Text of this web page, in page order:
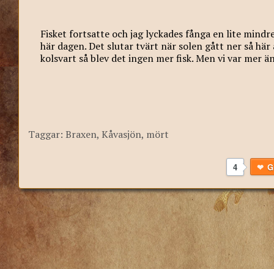
Fisket fortsatte och jag lyckades fånga en lite
här dagen. Det slutar tvärt när solen gått ner så
kolsvart så blev det ingen mer fisk. Men vi var mer
Taggar: Braxen, Kåvasjön, mört
4